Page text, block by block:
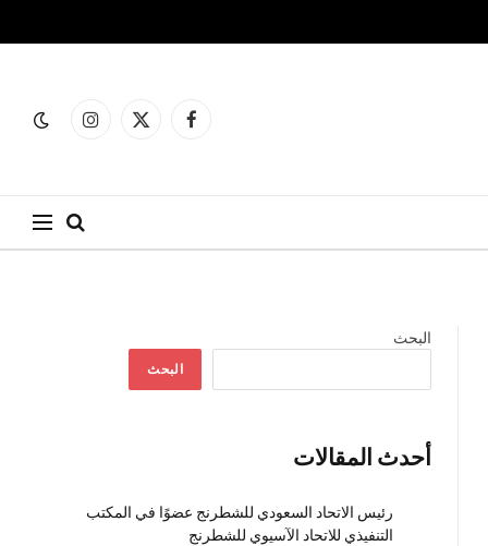
فيسبوكX
الانستغرام
البحث
البحث
أحدث المقالات
رئيس الاتحاد السعودي للشطرنج عضوًا في المكتب
التنفيذي للاتحاد الآسيوي للشطرنج